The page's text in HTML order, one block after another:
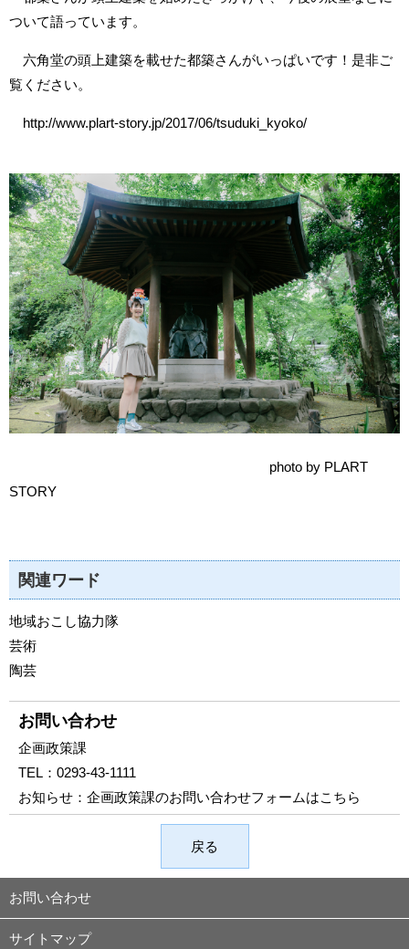
ついて語っています。
六角堂の頭上建築を載せた都築さんがいっぱいです！是非ご
覧ください。
http://www.plart-story.jp/2017/06/tsuduki_kyoko/
photo by PLART
STORY
関連ワード
地域おこし協力隊
芸術
陶芸
お問い合わせ
企画政策課
TEL： 0293-43-1111
お知らせ： 企画政策課のお問い合わせフォームはこちら
戻る
お問い合わせ
サイトマップ